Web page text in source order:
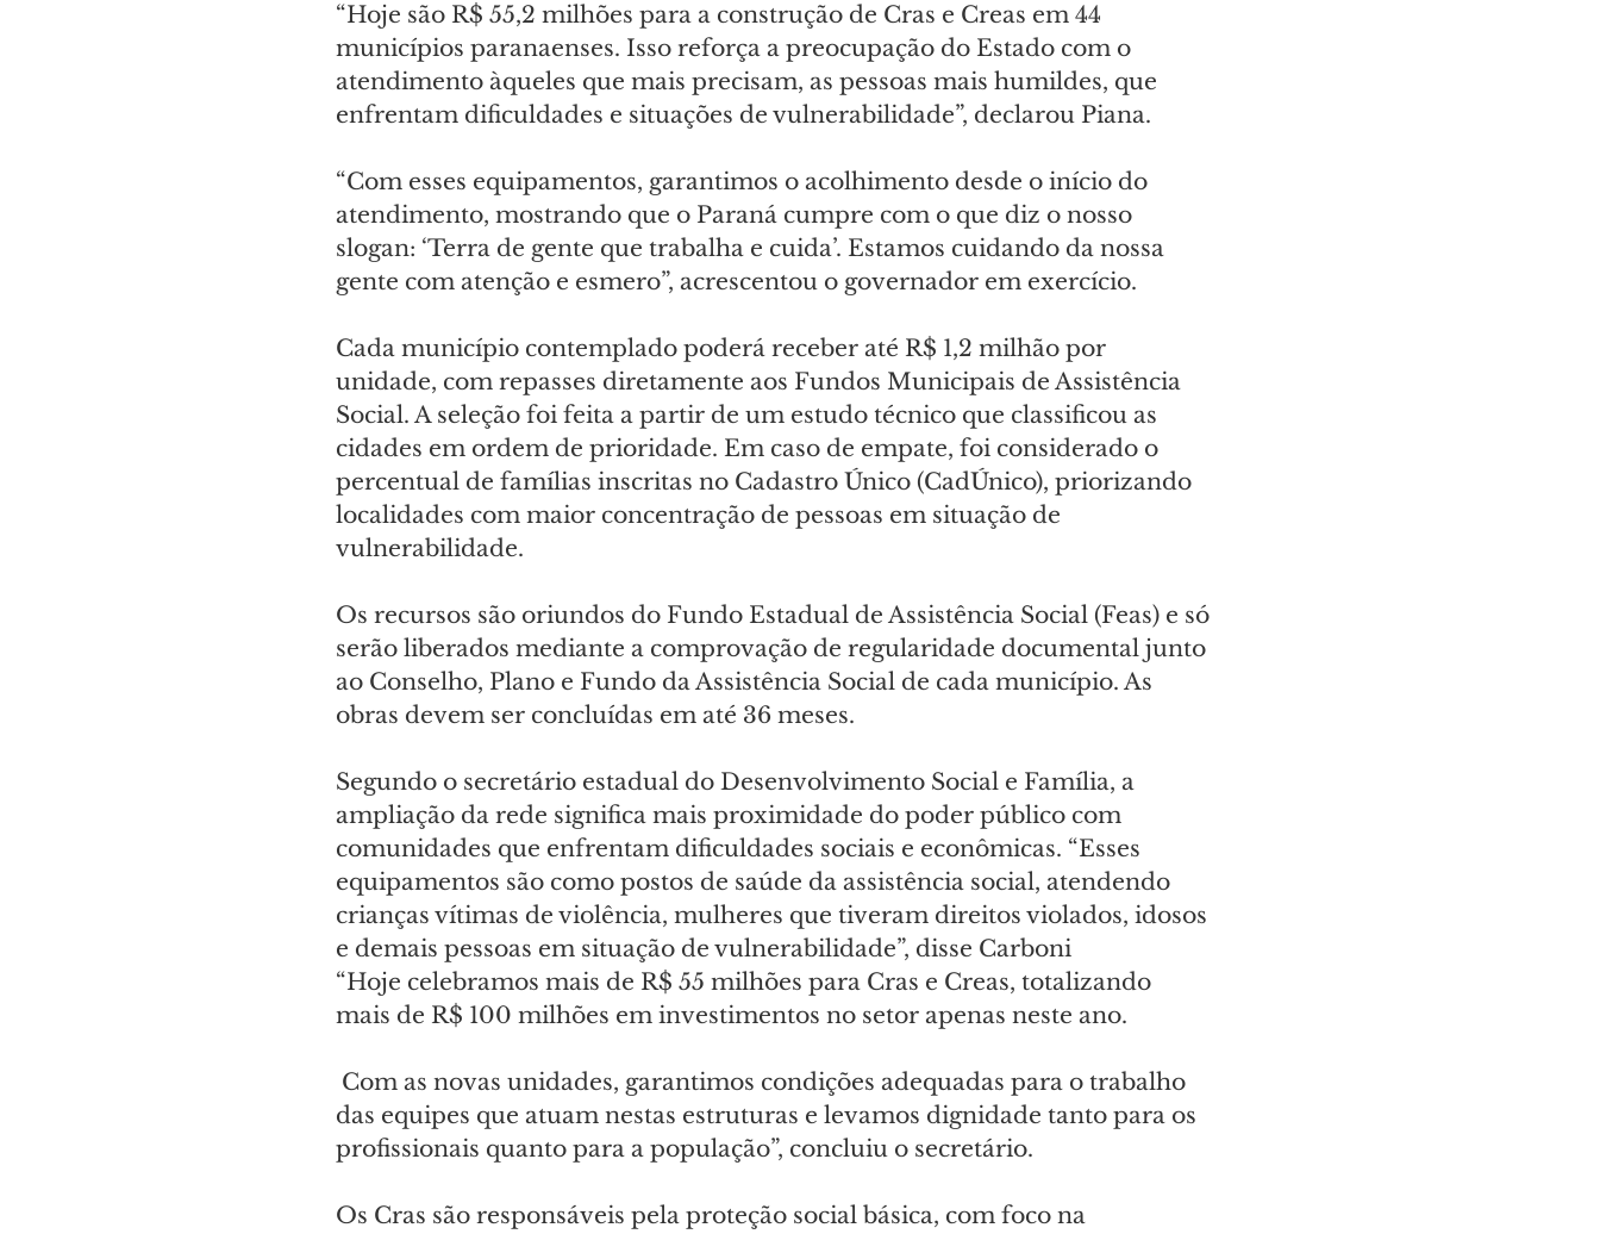
“Hoje são R$ 55,2 milhões para a construção de Cras e Creas em 44
municípios paranaenses. Isso reforça a preocupação do Estado com o
atendimento àqueles que mais precisam, as pessoas mais humildes, que
enfrentam dificuldades e situações de vulnerabilidade”, declarou Piana.
“Com esses equipamentos, garantimos o acolhimento desde o início do
atendimento, mostrando que o Paraná cumpre com o que diz o nosso
slogan: ‘Terra de gente que trabalha e cuida’. Estamos cuidando da nossa
gente com atenção e esmero”, acrescentou o governador em exercício.
Cada município contemplado poderá receber até R$ 1,2 milhão por
unidade, com repasses diretamente aos Fundos Municipais de Assistência
Social. A seleção foi feita a partir de um estudo técnico que classificou as
cidades em ordem de prioridade. Em caso de empate, foi considerado o
percentual de famílias inscritas no Cadastro Único (CadÚnico), priorizando
localidades com maior concentração de pessoas em situação de
vulnerabilidade.
Os recursos são oriundos do Fundo Estadual de Assistência Social (Feas) e só
serão liberados mediante a comprovação de regularidade documental junto
ao Conselho, Plano e Fundo da Assistência Social de cada município. As
obras devem ser concluídas em até 36 meses.
Segundo o secretário estadual do Desenvolvimento Social e Família, a
ampliação da rede significa mais proximidade do poder público com
comunidades que enfrentam dificuldades sociais e econômicas. “Esses
equipamentos são como postos de saúde da assistência social, atendendo
crianças vítimas de violência, mulheres que tiveram direitos violados, idosos
e demais pessoas em situação de vulnerabilidade”, disse Carboni
“Hoje celebramos mais de R$ 55 milhões para Cras e Creas, totalizando
mais de R$ 100 milhões em investimentos no setor apenas neste ano.
das equipes que atuam nestas estruturas e levamos dignidade tanto para os
profissionais quanto para a população”, concluiu o secretário.
Os Cras são responsáveis pela proteção social básica, com foco na